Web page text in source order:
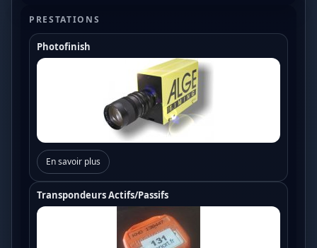
PRESTATIONS
Photofinish
En savoir plus
Transpondeurs Actifs/Passifs